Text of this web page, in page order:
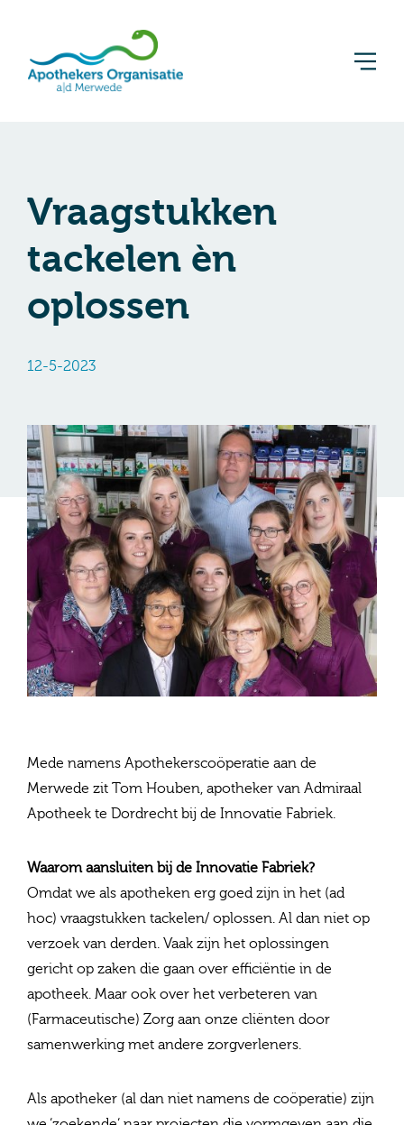
Vraagstukken
tackelen èn
oplossen
12-5-2023
Mede namens Apothekerscoöperatie aan de
Merwede zit Tom Houben, apotheker van Admiraal
Apotheek te Dordrecht bij de Innovatie Fabriek.
Waarom aansluiten bij de Innovatie Fabriek?
Omdat we als apotheken erg goed zijn in het (ad
hoc) vraagstukken tackelen/ oplossen. Al dan niet op
verzoek van derden. Vaak zijn het oplossingen
gericht op zaken die gaan over efficiëntie in de
apotheek. Maar ook over het verbeteren van
(Farmaceutische) Zorg aan onze cliënten door
samenwerking met andere zorgverleners.
Als apotheker (al dan niet namens de coöperatie) zijn